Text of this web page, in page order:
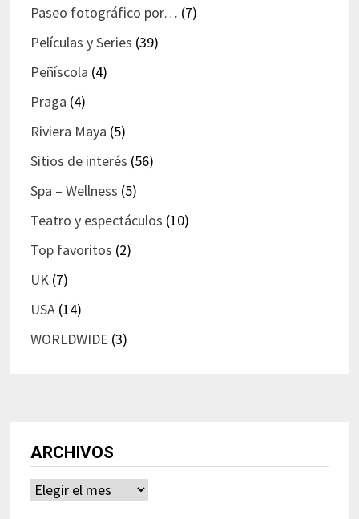
Paseo fotográfico por… (7)
Películas y Series (39)
Peñíscola (4)
Praga (4)
Riviera Maya (5)
Sitios de interés (56)
Spa – Wellness (5)
Teatro y espectáculos (10)
Top favoritos (2)
UK(7)
USA(14)
WORLDWIDE (3)
ARCHIVOS
Archivos